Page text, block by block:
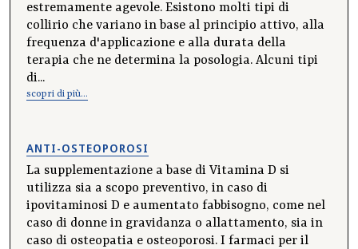
estremamente agevole. Esistono molti tipi di
collirio che variano in base al principio attivo, alla
frequenza d'applicazione e alla durata della
terapia che ne determina la posologia. Alcuni tipi
di...
scopri di più...
ANTI-OSTEOPOROSI
La supplementazione a base di Vitamina D si
utilizza sia a scopo preventivo, in caso di
ipovitaminosi D e aumentato fabbisogno, come nel
caso di donne in gravidanza o allattamento, sia in
caso di osteopatia e osteoporosi. I farmaci per il